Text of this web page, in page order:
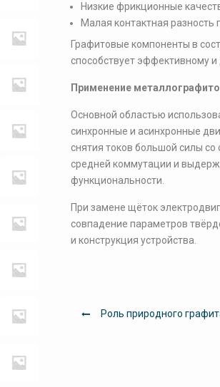
Низкие фрикционные
Малая контактная разность
Графитовые компоненты в
способствует эффективному
Применение
Основной областью
синхронные и асинхронные
снятия токов большой силы
средней коммутации и
функциональности.
При замене щёток
совпадение параметров
и конструкция устройства.
Навигация
Роль природного